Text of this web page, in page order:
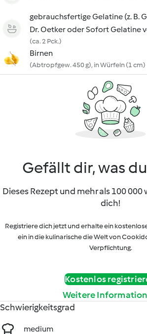
gebrauchsfertige Gelatine (z. B.
Dr. Oetker oder Sofort Gelatine
(ca. 2 Pck.)
Birnen
(Abtropfgew. 450 g), in Würfeln (1 cm)
Gefällt dir, was
Dieses Rezept und mehr als 100
dich!
Registriere dich jetzt und erhalte ein
ein in die kulinarische die Welt von
Verpflichtung.
Kostenlos
Weitere
Schwierigkeitsgrad
medium